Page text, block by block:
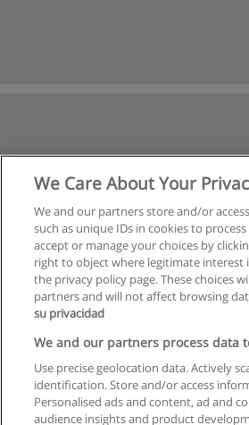
Regras de uso
Privacidade de
We Care About Your
We and our partners store and/or
such as unique IDs in cookies to
accept or manage your choices by
right to object where legitimate interest
the privacy policy page. These choices
partners and will not affect browsing
su privacidad
We and our partners process data
Use precise geolocation data. Actively
identification. Store and/or access
Personalised ads and content, ad and
audience insights and product